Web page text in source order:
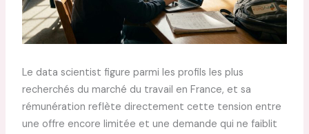
Le data scientist figure parmi les profils les plus
recherchés du marché du travail en France, et sa
rémunération reflète directement cette tension entre
une offre encore limitée et une demande qui ne faiblit